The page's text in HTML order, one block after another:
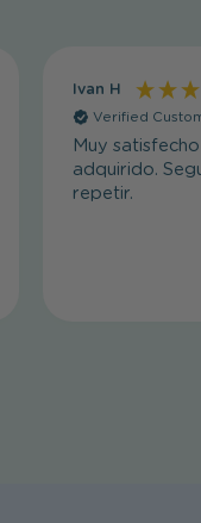
Ivan H
Verified
Muy
adquirido.
repetir.